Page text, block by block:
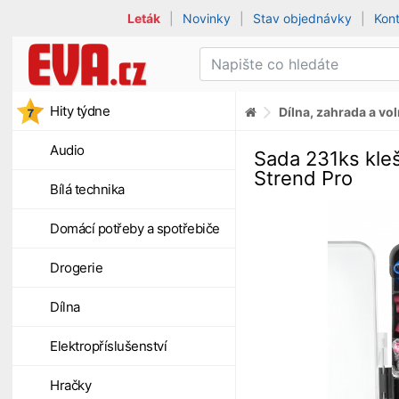
Leták Novinky Stav objednávky
Hity týdne
Audio
Bílá technika
Domácí potřeby a spotřebiče
Drogerie
Dílna
Elektropříslušenství
Hračky
Dílna, zahrada a
Sada 231ks
Strend Pro